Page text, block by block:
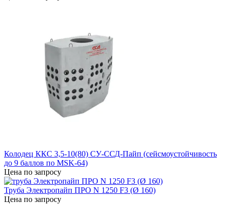
Колодец ККС 3,5-10(80) СУ-ССД-Пайп (сейсмоустойчивость
до 9 баллов по MSK-64)
Цена по запросу
Труба Электропайп ПРО N 1250 F3 (Ø 160)
Цена по запросу